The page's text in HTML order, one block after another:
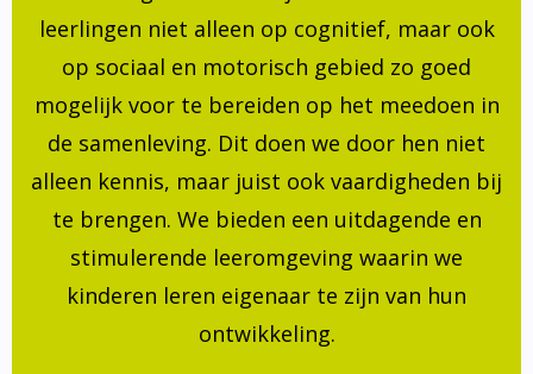
leerlingen niet alleen op cognitief, maar ook
op sociaal en motorisch gebied zo goed
mogelijk voor te bereiden op het meedoen in
de samenleving. Dit doen we door hen niet
alleen kennis, maar juist ook vaardigheden bij
te brengen. We bieden een uitdagende en
stimulerende leeromgeving waarin we
kinderen leren eigenaar te zijn van hun
ontwikkeling.